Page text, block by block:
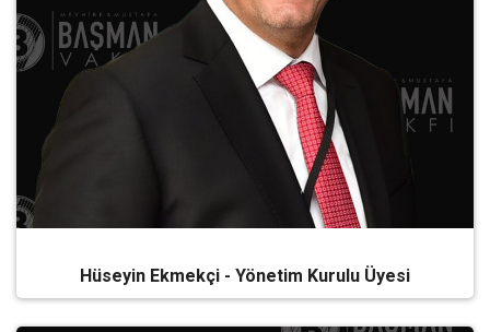
Hüseyin Ekmekçi - Yönetim Kurulu Üyesi